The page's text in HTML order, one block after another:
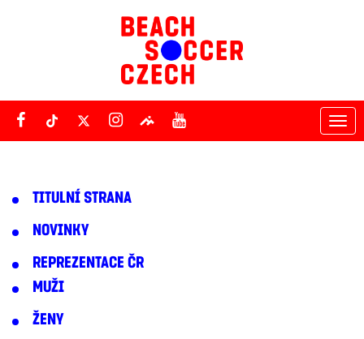
TITULNÍ STRANA
NOVINKY
REPREZENTACE ČR
MUŽI
ŽENY